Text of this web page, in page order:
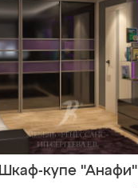
Шкаф-купе "Анафи"